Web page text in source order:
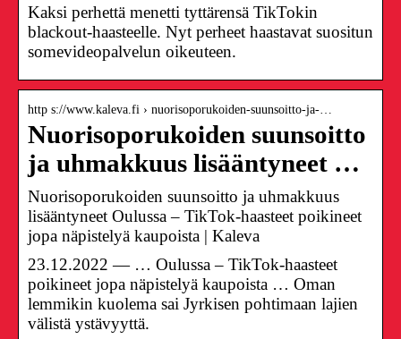
Kaksi perhettä menetti tyttärensä TikTokin
blackout-haasteelle. Nyt perheet haastavat suositun
somevideopalvelun oikeuteen.
http s://www.kaleva.fi › nuorisoporukoiden-suunsoitto-ja-…
Nuorisoporukoiden suunsoitto
ja uhmakkuus lisääntyneet …
Nuorisoporukoiden suunsoitto ja uhmakkuus
lisääntyneet Oulussa – TikTok-haasteet poikineet
jopa näpistelyä kaupoista | Kaleva
23.12.2022 — … Oulussa – TikTok-haasteet
poikineet jopa näpistelyä kaupoista … Oman
lemmikin kuolema sai Jyrkisen pohtimaan lajien
välistä ystävyyttä.